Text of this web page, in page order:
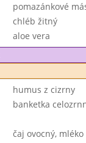
pomazánkové
chléb žitný
aloe vera
humus z cizrny
banketka
čaj ovocný, mléko